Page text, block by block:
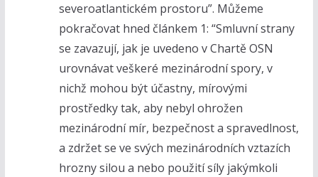
severoatlantickém prostoru”. Můžeme
pokračovat hned článkem 1: “Smluvní strany
se zavazují, jak je uvedeno v Chartě OSN
urovnávat veškeré mezinárodní spory, v
nichž mohou být účastny, mírovými
prostředky tak, aby nebyl ohrožen
mezinárodní mír, bezpečnost a spravedlnost,
a zdržet se ve svých mezinárodních vztazích
hrozny silou a nebo použití síly jakýmkoli